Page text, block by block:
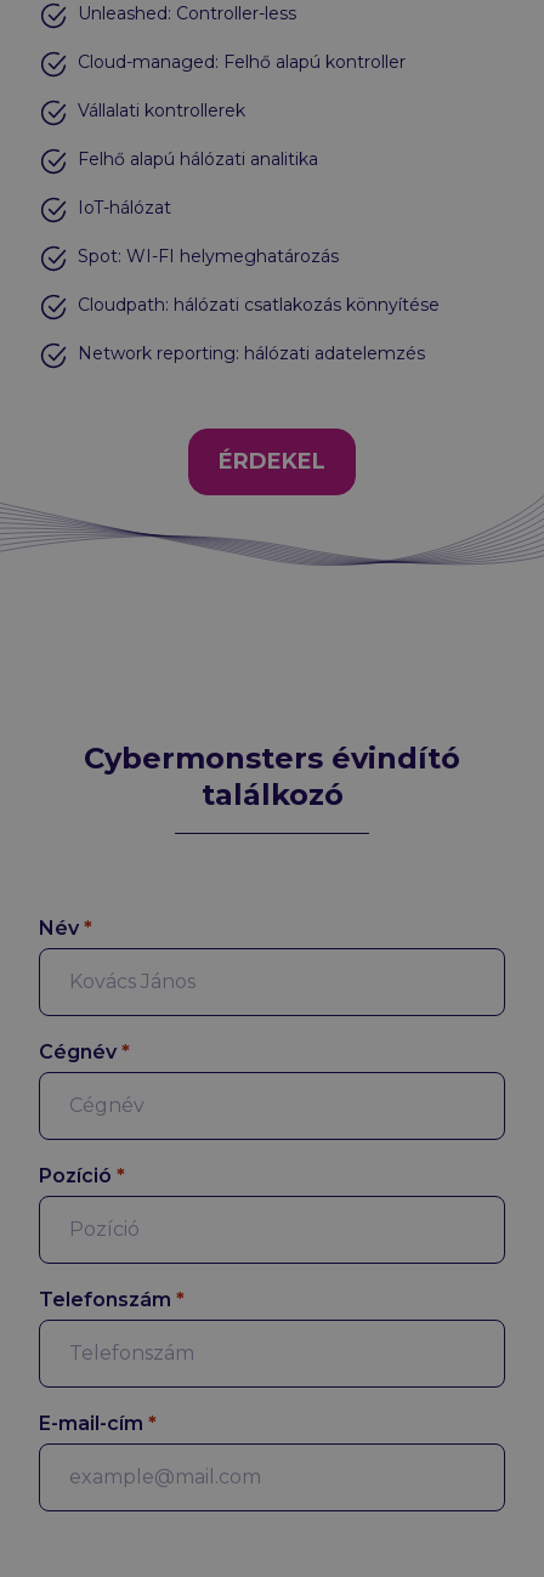
Unleashed: Controller-less
Cloud-managed: Felhő alapú kontroller
Vállalati kontrollerek
Felhő alapú hálózati analitika
IoT-hálózat
Spot: WI-FI helymeghatározás
Cloudpath: hálózati csatlakozás könnyítése
Network reporting: hálózati adatelemzés
ÉRDEKEL
Cybermonsters évindító
találkozó
Név *
Cégnév *
Pozíció *
Telefonszám *
E-mail-cím *